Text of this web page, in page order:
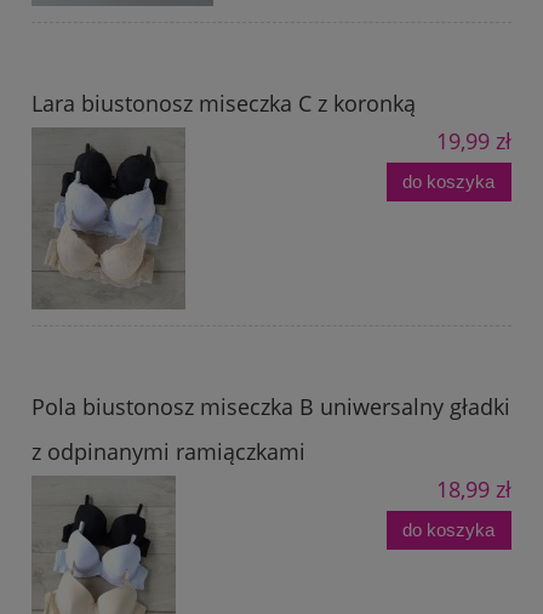
Lara biustonosz miseczka C z koronką
19,99 zł
do koszyka
Pola biustonosz miseczka B uniwersalny gładki
z odpinanymi ramiączkami
18,99 zł
do koszyka